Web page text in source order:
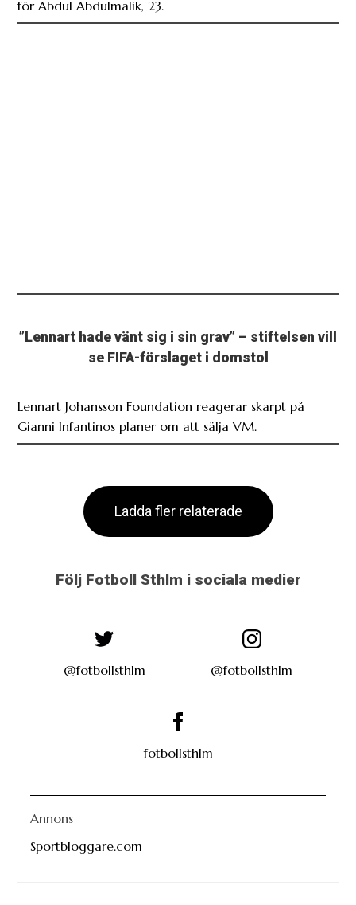
för Abdul Abdulmalik, 23.
”Lennart hade vänt sig i sin grav” – stiftelsen vill
se FIFA-förslaget i domstol
Lennart Johansson Foundation reagerar skarpt på
Gianni Infantinos planer om att sälja VM.
Ladda fler relaterade
Följ Fotboll Sthlm i sociala medier
@fotbollsthlm @fotbollsthlm
fotbollsthlm
Annons
Sportbloggare.com